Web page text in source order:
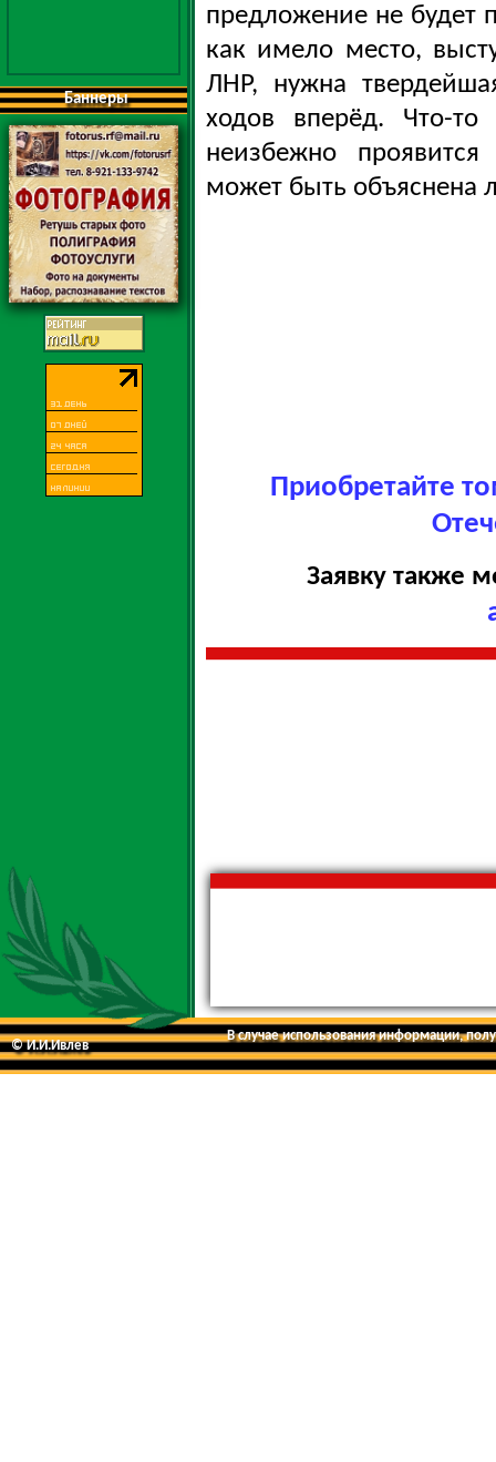
Баннеры
предложение не будет
как имело место,
ЛНР, нужна
ходов вперёд. Что-
неизбежно
может быть объяснена
Приобретайте
Заявку также
© И.И.Ивлев
В случае использования информации,